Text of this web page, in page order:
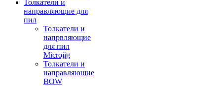
Толкатели и
направляющие для
пил
Толкатели и
напрвляющие
для пил
Microjig
Толкатели и
направляющие
BOW